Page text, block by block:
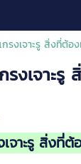
รงเจาะรู สิ่งที่ต้อ
รงเจาะ
จาะรู สิ่งที่